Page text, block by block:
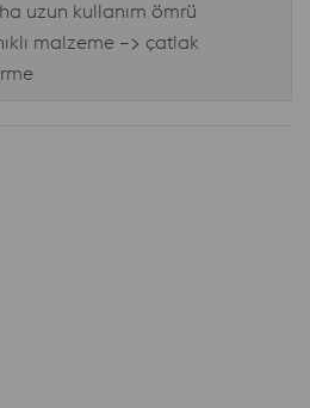
uzun kullanım ömrü
malzeme –> çatlak